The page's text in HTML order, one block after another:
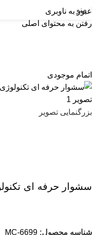
عبور به ناوبری
رفتن به محتوای اصلی
منو
اتمام موجودی
بزرگنمایی تصویر
شناسه محصول: MC-6699